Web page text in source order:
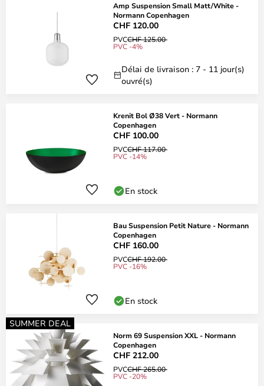
Amp Suspension Small Matt/White -
Normann Copenhagen
CHF 120.00
PVCCHF 125.00
PVC -4%
Délai de livraison : 7 - 11 jour(s)
ouvré(s)
Krenit Bol Ø38 Vert - Normann
Copenhagen
CHF 100.00
PVCCHF 117.00
PVC -14%
En stock
Bau Suspension Petit Nature - Normann
Copenhagen
CHF 160.00
PVCCHF 192.00
PVC -16%
En stock
SUMMER DEAL
Norm 69 Suspension XXL - Normann
Copenhagen
CHF 212.00
PVCCHF 265.00
PVC -20%